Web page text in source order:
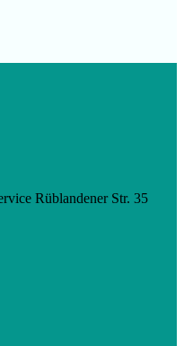
Rüblandener Str. 35